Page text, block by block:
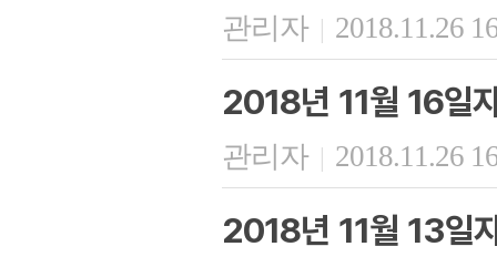
관리자 | 2018.11.26
2018년 11월 16일
관리자 | 2018.11.26
2018년 11월 13일